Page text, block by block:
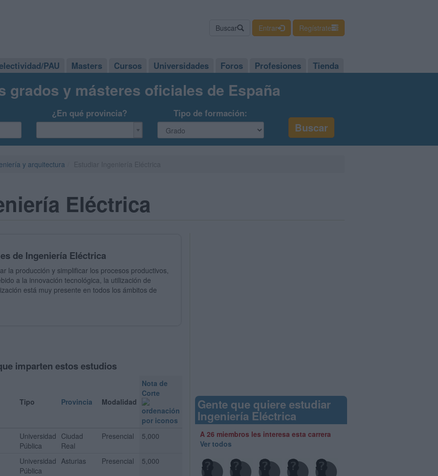
Buscar Entrar Regístrate
PAU Masters Cursos Universidades Foros Profesiones Tienda
grados y másteres oficiales de España
¿En qué provincia? Tipo de formación:
y arquitectura
Eléctrica
de Ingeniería Eléctrica
la producción y simplificar los procesos productivos,
a la innovación tecnológica, la utilización de
está muy presente en todos los ámbitos de
imparten estos estudios
Tipo Provincia Modalidad
Nota de
Corte
Universidad
Pública
Ciudad
Real
Presencial 5,000
Universidad
Pública
Asturias Presencial 5,000
Gente que quiere estudiar
Ingeniería Eléctrica
A 26 miembros les interesa esta carrera
Ver todos